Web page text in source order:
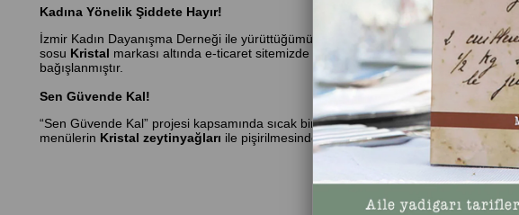
Kadına Yönelik Şiddete Hayır!
İzmir Kadın Dayanışma Derneği ile yürüttüğümüz bu proje kapsamında şiddet
sosu Kristal markası altında e-ticaret sitemizde satışa sunulmuştur. Sınırlı sayıda
bağışlanmıştır.
Sen Güvende Kal!
“Sen Güvende Kal” projesi kapsamında sıcak bir tabak yemek ile önce gönüllere
menülerin Kristal zeytinyağları ile pişirilmesinden ve İstanbul Kadıköy Belediyesi